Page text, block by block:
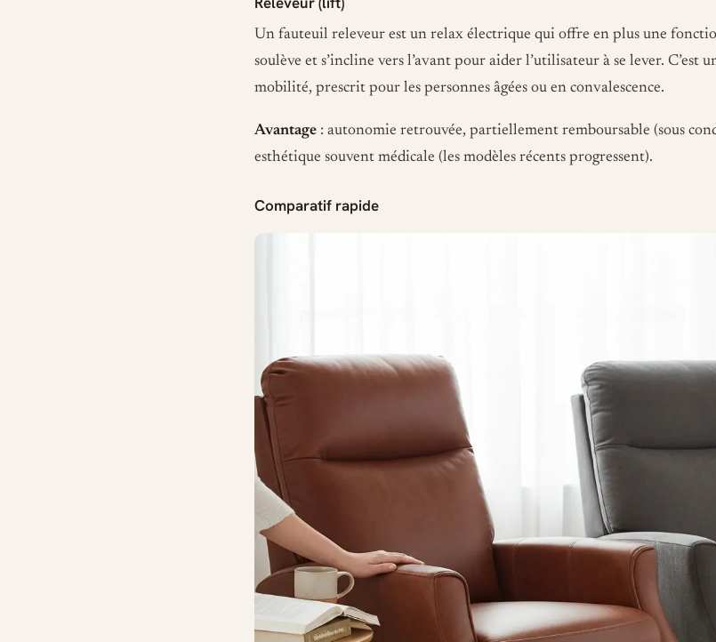
Un fauteuil releveur est un relax électrique qui offre en plus une
soulève et s’incline vers l’avant pour aider l’utilisateur à se lever. C’est
mobilité, prescrit pour les personnes âgées ou en convalescence.
Avantage : autonomie retrouvée, partiellement remboursable (sous
esthétique souvent médicale (les modèles récents progressent).
Comparatif rapide